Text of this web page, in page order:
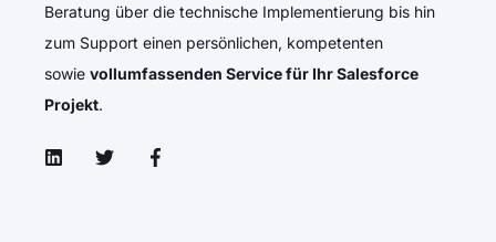
Beratung über die technische Implementierung bis hin
zum Support einen persönlichen, kompetenten
sowie vollumfassenden Service für Ihr Salesforce
Projekt.